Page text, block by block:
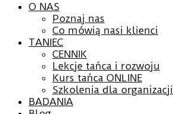
O NAS
Poznaj nas
Co mówią nasi klienci
TANIEC
CENNIK
Lekcje tańca i rozwoju
Kurs tańca ONLINE
Szkolenia dla organizacji
BADANIA